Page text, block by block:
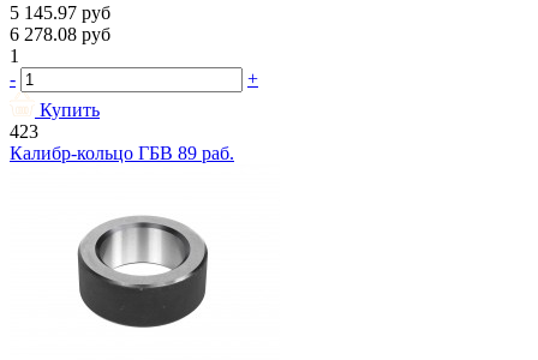
5 145.97 руб
6 278.08 руб
1
-
+
Купить
423
Калибр-кольцо ГБВ 89 раб.